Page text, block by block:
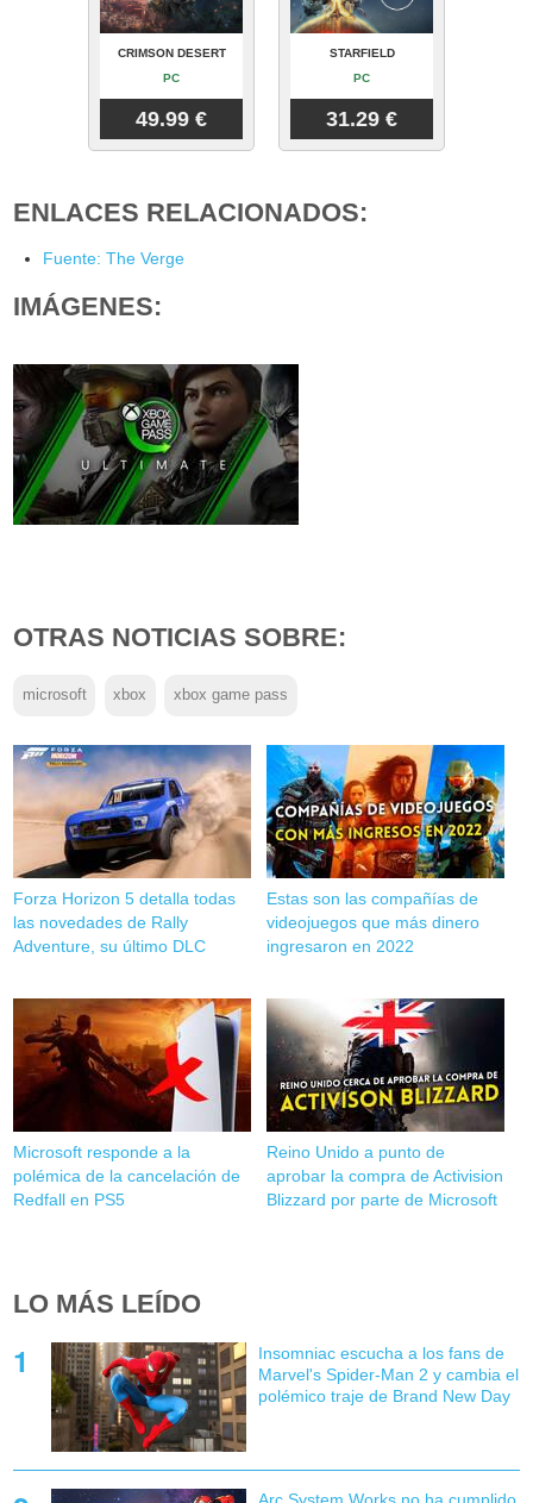
CRIMSON DESERT
PC
49.99 €
STARFIELD
PC
31.29 €
ENLACES RELACIONADOS:
Fuente: The Verge
IMÁGENES:
OTRAS NOTICIAS SOBRE:
microsoft xbox xbox game pass
Forza Horizon 5 detalla todas
las novedades de Rally
Adventure, su último DLC
Estas son las compañías de
videojuegos que más dinero
ingresaron en 2022
Microsoft responde a la
polémica de la cancelación de
Redfall en PS5
Reino Unido a punto de
aprobar la compra de Activision
Blizzard por parte de Microsoft
LO MÁS LEÍDO
Insomniac escucha a los fans de
Marvel's Spider-Man 2 y cambia el
polémico traje de Brand New Day